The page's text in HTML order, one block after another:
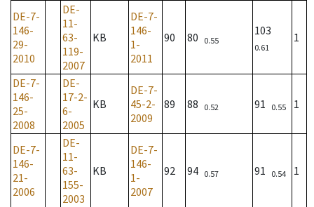
DE-7-
146-
29-
2010
DE-
11-
63-
119-
2007
KB
DE-7-
146-
1-
2011
90 80 0.55
103
0.61
1
DE-7-
146-
25-
2008
DE-
17-2-
6-
2005
KB
DE-7-
45-2-
2009
89 88 0.52 91 0.55 1
DE-7-
146-
21-
2006
DE-
11-
63-
155-
2003
KB
DE-7-
146-
1-
2007
92 94 0.57 91 0.54 1